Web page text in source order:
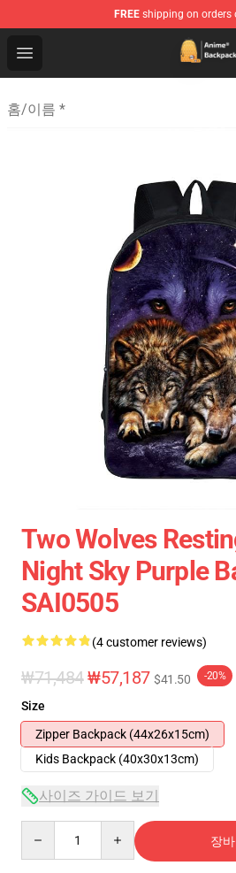
FREE shipping on orders
Open menu
Anime Backpack Shop -
홈/이름 *
Two Wolves
Night Sky Purple
SAI0505
(4 customer reviews)
₩71,484₩57,187 $41.50 -20%
Size
Zipper Backpack (44x26x15cm)
Kids Backpack (40x30x13cm)
사이즈 가이드 보기
장